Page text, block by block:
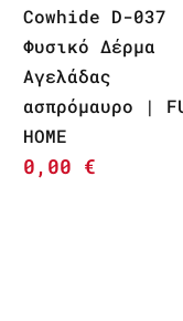
Cowhide D-037
Φυσικό Δέρμα
Αγελάδας
ασπρόμαυρο |
HOME
0,00 €